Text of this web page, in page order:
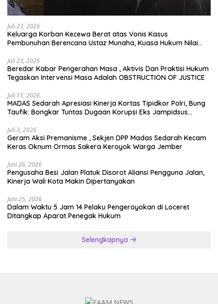
Juli 23, 2026
Keluarga Korban Kecewa Berat atas Vonis Kasus
Pembunuhan Berencana Ustaz Munaha, Kuasa Hukum Nilai
Juli 23, 2026
Beredar Kabar Pengerahan Masa , Aktivis Dan Praktisi Hukum
Tegaskan Intervensi Masa Adalah OBSTRUCTION OF JUSTICE
Juli 11, 2026
MADAS Sedarah Apresiasi Kinerja Kortas Tipidkor Polri, Bung
Taufik: Bongkar Tuntas Dugaan Korupsi Eks Jampidsus
Juli 3, 2026
Geram Aksi Premanisme , Sekjen DPP Madas Sedarah Kecam
Keras Oknum Ormas Sakera Keroyok Warga Jember
Juni 26, 2026
Pengusaha Besi Jalan Platuk Disorot Aliansi Pengguna Jalan,
Kinerja Wali Kota Makin Dipertanyakan
Juni 25, 2026
Dalam Waktu 5 Jam 14 Pelaku Pengeroyokan di Loceret
Ditangkap Aparat Penegak Hukum
Selengkapnya